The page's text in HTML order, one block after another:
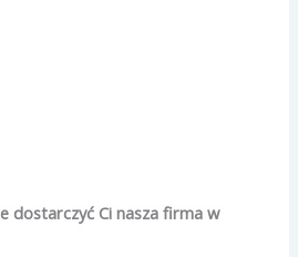
dostarczyć Ci nasza firma w